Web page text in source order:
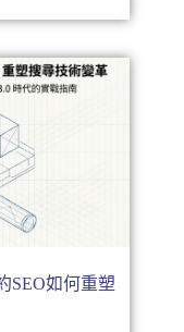
SEO如何重塑